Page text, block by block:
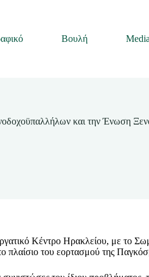
Βουλή Media
και την Ένωση
Κέντρο Ηρακλείου, με το
του εορτασμού της